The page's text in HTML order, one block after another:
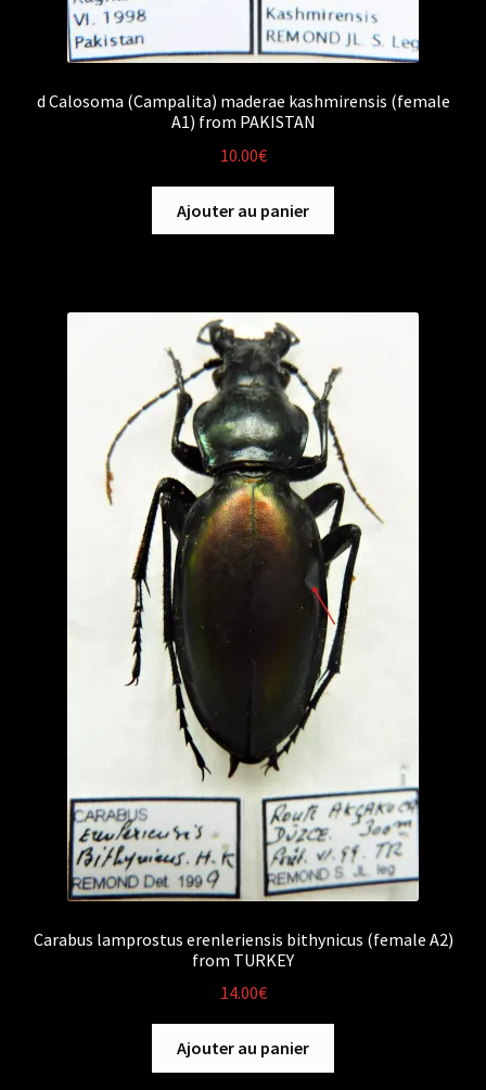
d Calosoma (Campalita) maderae kashmirensis (female
A1) from PAKISTAN
10.00€
Ajouter au panier
Carabus lamprostus erenleriensis bithynicus (female A2)
from TURKEY
14.00€
Ajouter au panier